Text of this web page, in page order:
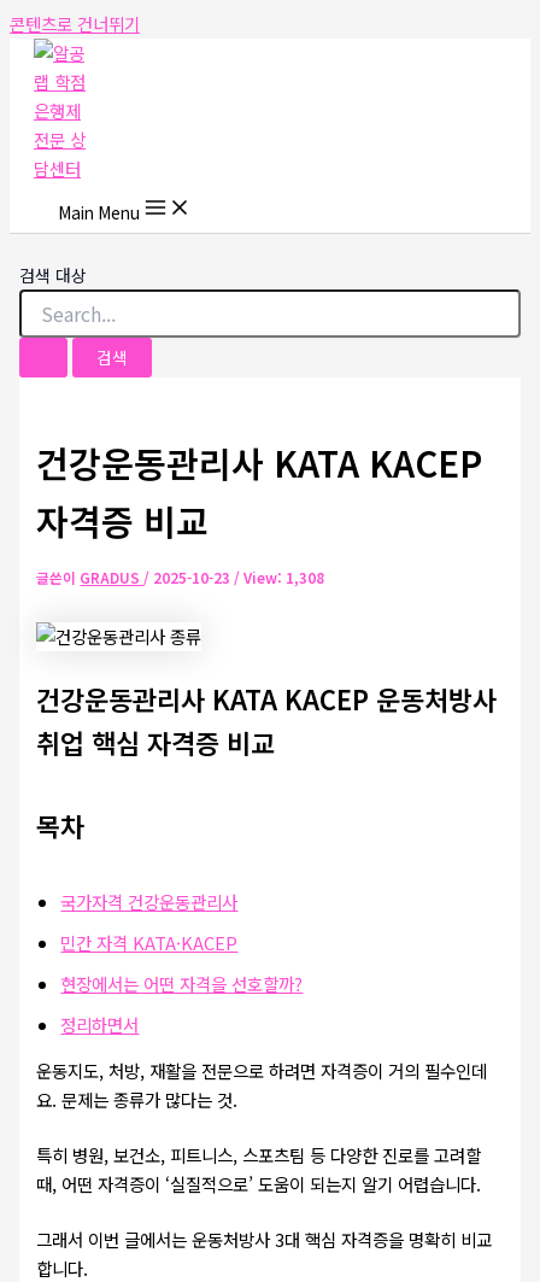
콘텐츠로 건너뛰기
Main Menu
검색 대상
건강운동관리사 KATA KACEP
자격증 비교
글쓴이 GRADUS / 2025-10-23 / View: 1,308
건강운동관리사 KATA KACEP 운동처방사
취업 핵심 자격증 비교
목차
국가자격 건강운동관리사
민간 자격 KATA·KACEP
현장에서는 어떤 자격을 선호할까?
정리하면서
운동지도, 처방, 재활을 전문으로 하려면 자격증이 거의 필수인데
요. 문제는 종류가 많다는 것.
특히 병원, 보건소, 피트니스, 스포츠팀 등 다양한 진로를 고려할
때, 어떤 자격증이 ‘실질적으로’ 도움이 되는지 알기 어렵습니다.
그래서 이번 글에서는 운동처방사 3대 핵심 자격증을 명확히 비교
합니다.